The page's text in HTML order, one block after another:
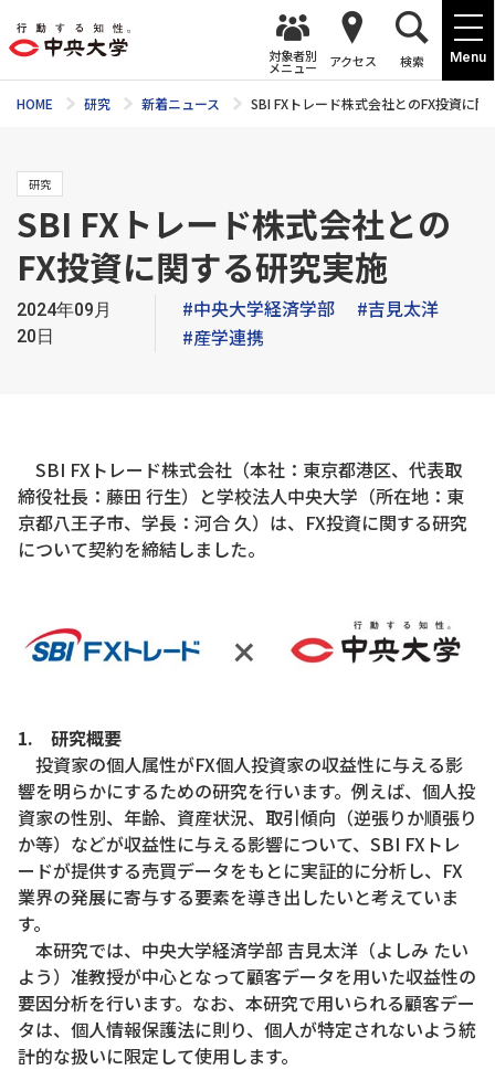
Menu
対象者別
メニュー アクセス 検索
HOME 研究 新着ニュース SBI FXトレード株式会社とのFX投資に関
研究
SBI FXトレード株式会社との
FX投資に関する研究実施
2024年09月
20日
#中央大学経済学部
#吉見太洋
#産学連携
SBI FXトレード株式会社（本社：東京都港区、代表取
締役社長：藤田 行生）と学校法人中央大学（所在地：東
京都八王子市、学長：河合 久）は、FX投資に関する研究
について契約を締結しました。
1. 研究概要
投資家の個人属性がFX個人投資家の収益性に与える影
響を明らかにするための研究を行います。例えば、個人投
資家の性別、年齢、資産状況、取引傾向（逆張りか順張り
か等）などが収益性に与える影響について、SBI FXトレ
ードが提供する売買データをもとに実証的に分析し、FX
業界の発展に寄与する要素を導き出したいと考えていま
す。
本研究では、中央大学経済学部 吉見太洋（よしみ たい
よう）准教授が中心となって顧客データを用いた収益性の
要因分析を行います。なお、本研究で用いられる顧客デー
タは、個人情報保護法に則り、個人が特定されないよう統
計的な扱いに限定して使用します。